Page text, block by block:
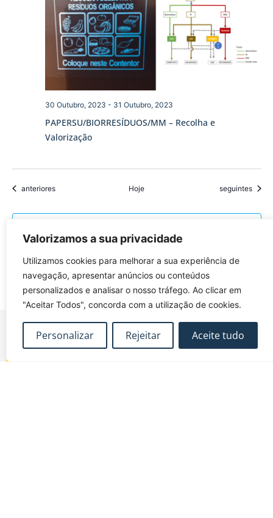
Valorizamos a sua privacidade
Utilizamos cookies para melhorar a sua experiência de
navegação, apresentar anúncios ou conteúdos
personalizados e analisar o nosso tráfego. Ao clicar em
"Aceitar Todos", concorda com a utilização de cookies.
Personalizar Rejeitar Aceite tudo
PAPERSU/BIORRESÍDUOS/MM – Recolha e
Valorização
30 Outubro, 2023 - 31 Outubro, 2023
Eventos
anteriores Hoje Eventos
seguintes